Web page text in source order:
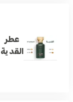
عطر
القدية